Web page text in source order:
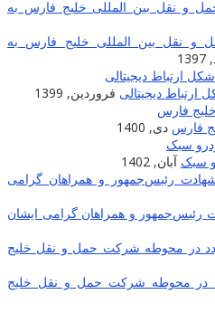
و نقل بین المللی خلیج فارس به
دیجیتالی فروردین, 1399
فارس دی, 1400
آبان, 1402
رئیس‌جمهور و همراهان گرامی ایشان
در محوطه شرکت حمل و نقل خلیج